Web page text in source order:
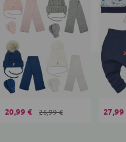
20,99 € 26,99 € 27,99